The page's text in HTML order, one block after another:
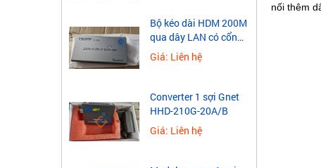
​Bộ kéo dài HDM 200M
qua dây LAN có cổng
USB
Giá: Liên hệ
Converter 1 sợi Gnet
HHD-210G-20A/B
Giá: Liên hệ
nối thêm